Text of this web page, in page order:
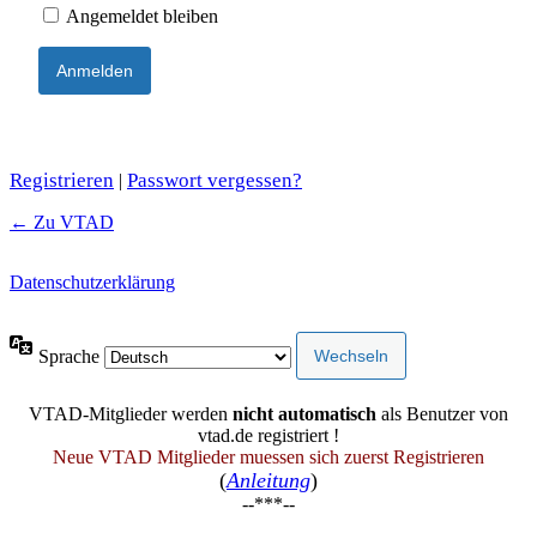
Angemeldet bleiben
Registrieren | Passwort vergessen?
← Zu VTAD
Datenschutzerklärung
Sprache
VTAD-Mitglieder werden nicht automatisch als Benutzer von
vtad.de registriert !
Neue VTAD Mitglieder muessen sich zuerst Registrieren
(Anleitung)
--***--